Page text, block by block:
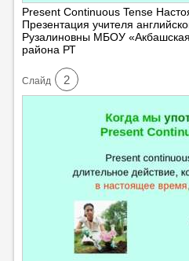
Present Continuous Tense
Презентация учителя
Рузалиновны МБОУ
района РТ
Cлайд 2